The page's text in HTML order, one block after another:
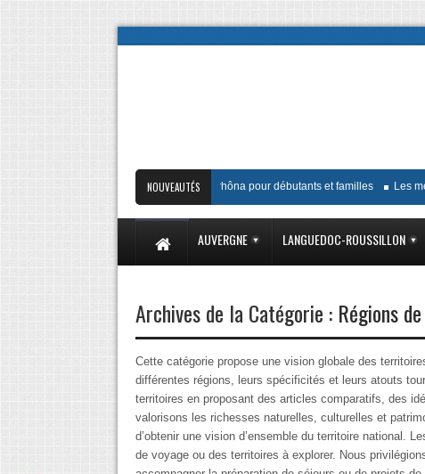
NOUVEAUTÉS
Guide complet de la Viarhôna pour débutants et familles Les
AUVERGNE LANGUEDOC-ROUSSILLON
Archives de la Catégorie : Régions
Cette catégorie propose une vision globale des
différentes régions, leurs spécificités et leurs atouts
territoires en proposant des articles comparatifs, des
valorisons les richesses naturelles, culturelles et
d’obtenir une vision d’ensemble du territoire national.
de voyage ou des territoires à explorer. Nous